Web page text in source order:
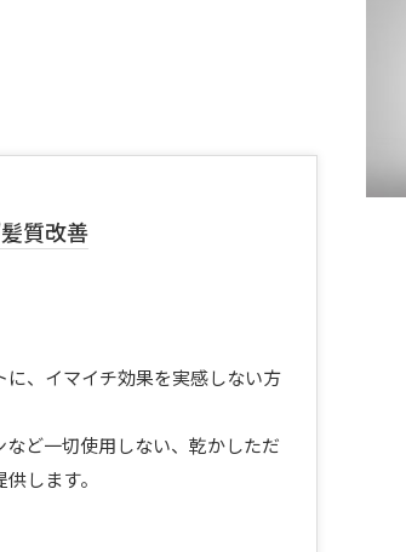
質改善
、イマイチ効果を実感しない方
ど一切使用しない、乾かしただ
します。